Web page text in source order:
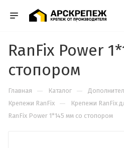
RanFix Power
стопором
Главная — Каталог —
Крепежи RanFix — Крепежи RanFix
RanFix Power 1*145 мм со стопором